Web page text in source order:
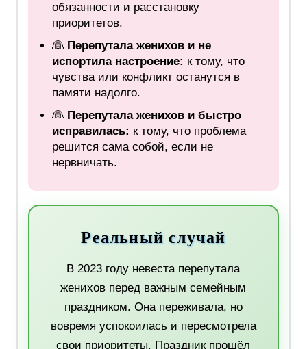
обязанности и расстановку
приоритетов.
👰 Перепутала женихов и не
испортила настроение: к тому, что
чувства или конфликт останутся в
памяти надолго.
👰 Перепутала женихов и быстро
исправилась: к тому, что проблема
решится сама собой, если не
нервничать.
Реальный случай
В 2023 году невеста перепутала
женихов перед важным семейным
праздником. Она переживала, но
вовремя успокоилась и пересмотрела
свои приоритеты. Праздник прошёл